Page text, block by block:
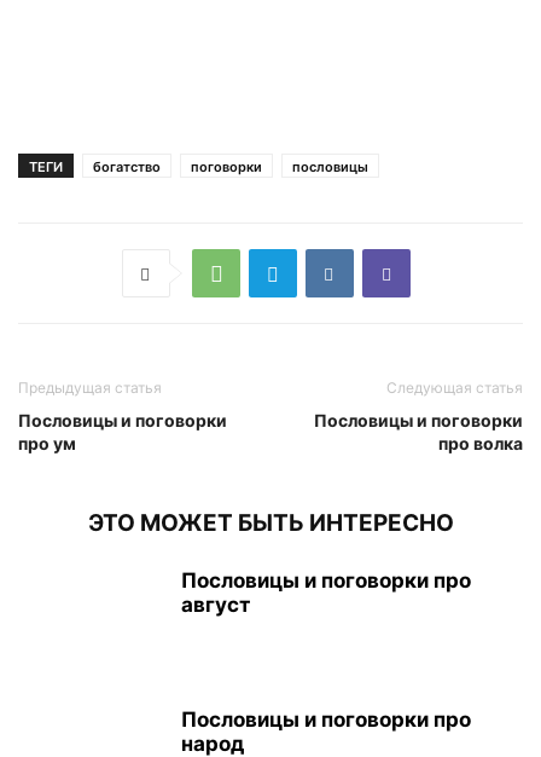
ТЕГИ богатство поговорки пословицы
Предыдущая статья
Пословицы и поговорки
про ум
Следующая статья
Пословицы и поговорки
про волка
ЭТО МОЖЕТ БЫТЬ ИНТЕРЕСНО
Пословицы и поговорки про
август
Пословицы и поговорки про
народ